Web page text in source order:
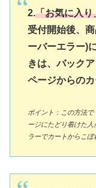
2.「お気に入り
受付開始後、
ーバーエラー)
きは、バック
ページからの
ポイント：この方法
ージにたどり着けた
ラーでカートからこぼ